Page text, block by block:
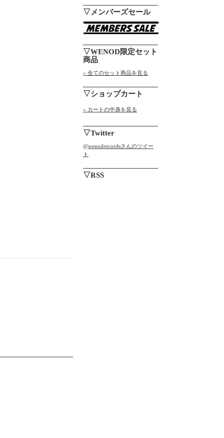
▽メンバーズセール
▽WENOD限定セット
商品
» 全てのセット商品を見る
▽ショップカート
» カートの中身を見る
▽Twitter
@wenodrecordsさんのツイー
ト
▽RSS